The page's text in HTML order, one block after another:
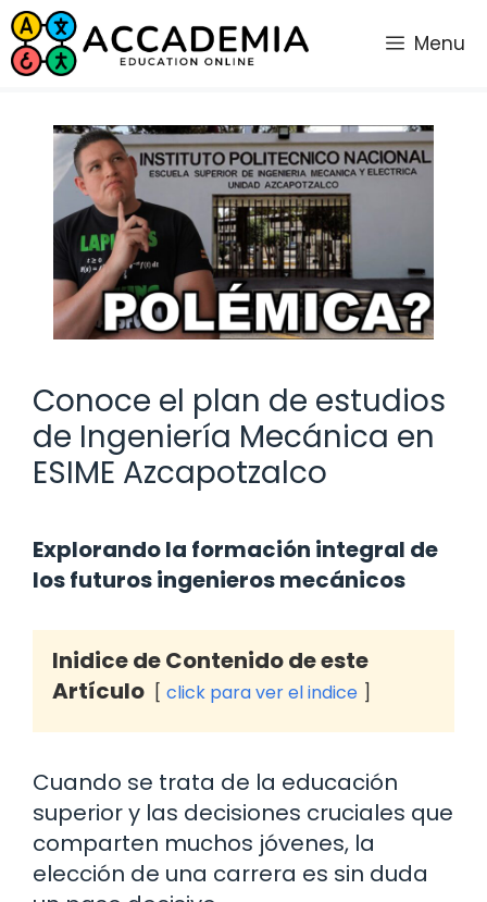
Saltar
al
contenido
Menu
Conoce el plan de estudios
de Ingeniería Mecánica en
ESIME Azcapotzalco
Explorando la formación integral de
los futuros ingenieros mecánicos
Inidice de Contenido de este
Artículo
click para ver el indice
Cuando se trata de la educación
superior y las decisiones cruciales que
comparten muchos jóvenes, la
elección de una carrera es sin duda